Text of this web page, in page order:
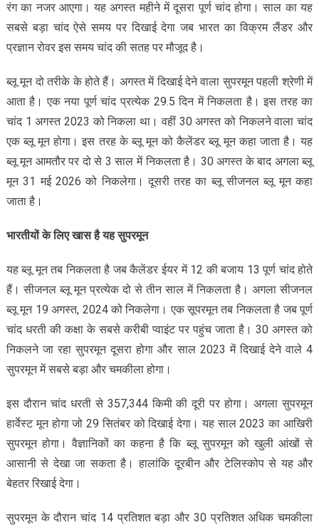
रंग का नजर आएगा। यह अगस्‍त महीने में दूसरा पूर्ण चांद होगा। साल का यह
सबसे बड़ा चांद ऐसे समय पर दिखाई देगा जब भारत का विक्रम लैंडर और
प्रज्ञान रोवर इस समय चांद की सतह पर मौजूद है।
ब्‍लू मून दो तरीके के होते हैं। अगस्‍त में दिखाई देने वाला सुपरमून पहली श्रेणी में
आता है। एक नया पूर्ण चांद प्रत्‍येक 29.5 दिन में निकलता है। इस तरह का
चांद 1 अगस्‍त 2023 को निकला था। वहीं 30 अगस्‍त को निकलने वाला चांद
एक ब्‍लू मून होगा। इस तरह के ब्‍लू मून को कैलेंडर ब्‍लू मून कहा जाता है। यह
ब्‍लू मून आमतौर पर दो से 3 साल में निकलता है। 30 अगस्‍त के बाद अगला ब्‍लू
मून 31 मई 2026 को निकलेगा। दूसरी तरह का ब्‍लू सीजनल ब्‍लू मून कहा
जाता है।
भारतीयों के लिए खास है यह सुपरमून
यह ब्‍लू मून तब निकलता है जब कैलेंडर ईयर में 12 की बजाय 13 पूर्ण चांद होते
हैं। सीजनल ब्‍लू मून प्रत्‍येक दो से तीन साल में निकलता है। अगला सीजनल
ब्‍लू मून 19 अगस्‍त, 2024 को निकलेगा। एक सूपरमून त‍ब निकलता है जब पूर्ण
चांद धरती की कक्षा के सबसे करीबी प्‍वाइंट पर पहुंच जाता है। 30 अगस्‍त को
निकलने जा रहा सुपरमून दूसरा होगा और साल 2023 में दिखाई देने वाले 4
सुपरमून में सबसे बड़ा और चमकीला होगा।
इस दौरान चांद धरती से 357,344 किमी की दूरी पर होगा। अगला सुपरमून
हार्वेस्‍ट मून होगा जो 29 सितंबर को दिखाई देगा। यह साल 2023 का आखिरी
सुपरमून होगा। वैज्ञानिकों का कहना है कि ब्‍लू सुपरमून को खुली आंखों से
आसानी से देखा जा सकता है। हालांकि दूरबीन और टेलिस्‍कोप से यह और
बेहतर रिखाई देगा।
सुपरमून के दौरान चांद 14 प्रतिशत बड़ा और 30 प्रतिशत अधिक चमकीला